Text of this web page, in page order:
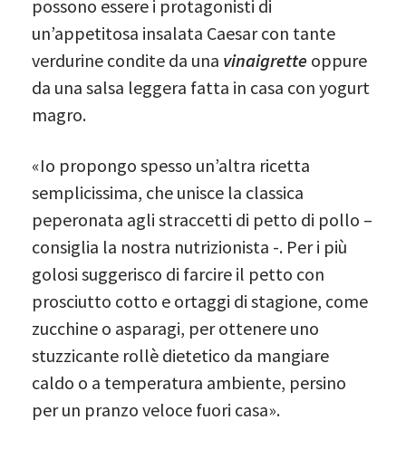
possono essere i protagonisti di
un’appetitosa insalata Caesar con tante
verdurine condite da una vinaigrette oppure
da una salsa leggera fatta in casa con yogurt
magro.
«Io propongo spesso un’altra ricetta
semplicissima, che unisce la classica
peperonata agli straccetti di petto di pollo –
consiglia la nostra nutrizionista -. Per i più
golosi suggerisco di farcire il petto con
prosciutto cotto e ortaggi di stagione, come
zucchine o asparagi, per ottenere uno
stuzzicante rollè dietetico da mangiare
caldo o a temperatura ambiente, persino
per un pranzo veloce fuori casa».